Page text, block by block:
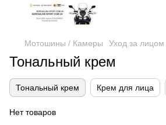
Мотошины / Камеры Уход за лицом
Тональный крем
Тональный крем Крем для лица
Нет товаров